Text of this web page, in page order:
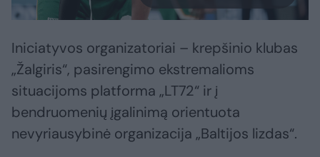
Iniciatyvos organizatoriai – krepšinio klubas
„Žalgiris“, pasirengimo ekstremalioms
situacijoms platforma „LT72“ ir į
bendruomenių įgalinimą orientuota
nevyriausybinė organizacija „Baltijos lizdas“.